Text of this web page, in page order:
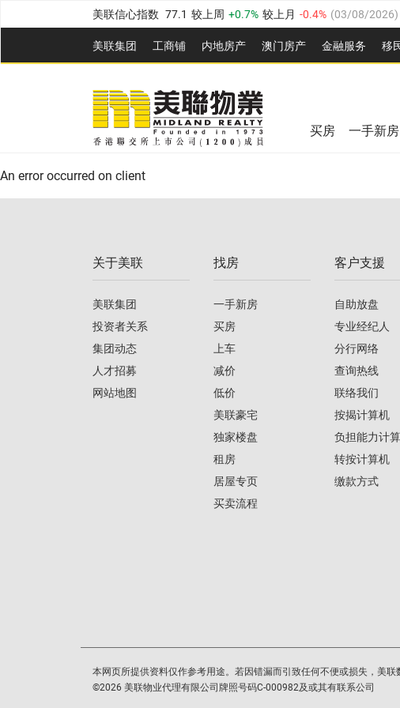
美联信心指数 77.1 较上周 0.7% 较上月 -0.4% (03/08/2026)
全港指数 149.1 较上周 0% 较上月 0.4% ( 03/08/2026
港岛指数 157.4 较上周 -0.3% 较上月 -0.8% (03/08/2026)
九龙指数 156.4 较上周 -0.1% 较上月
新界指数 134.8 较上周 0.1% 较上月 03/08/2026
美联信心指数 77.1 较上周 0.7% 较上月
美联集团 工商铺 内地房产 澳⻔房产 金融服务 移
全港指数 149.1 较上周 0% 较上月
美联信心指数 较上周 0.7% 03/08/2026
买房 一手新房
An error occurred on client
关于美联
美联集团
投资者关系
集团动态
人才招募
网站地图
找房
一手新房
买房
上车
减价
低价
美联豪宅
独家楼盘
租房
居屋专页
买卖流程
客户支援
自助放盘
专业经纪人
分行网络
查询热线
联络我们
按揭计算机
负担能力计
转按计算机
缴款方式
本网页所提供资料仅作参考用途。若因错漏而引致任何不便或损失，美联
©2026 美联物业代理有限公司牌照号码C-000982及或其有联系公司